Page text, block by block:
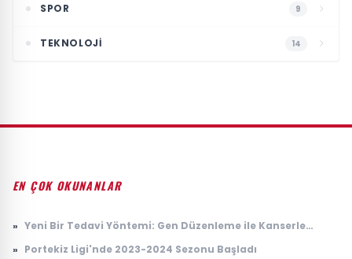
SPOR 9
TEKNOLOJI 14
EN ÇOK OKUNANLAR
» Yeni Bir Tedavi Yöntemi: Gen Düzenleme ile Kanserle
» Portekiz Ligi'nde 2023-2024 Sezonu Başladı